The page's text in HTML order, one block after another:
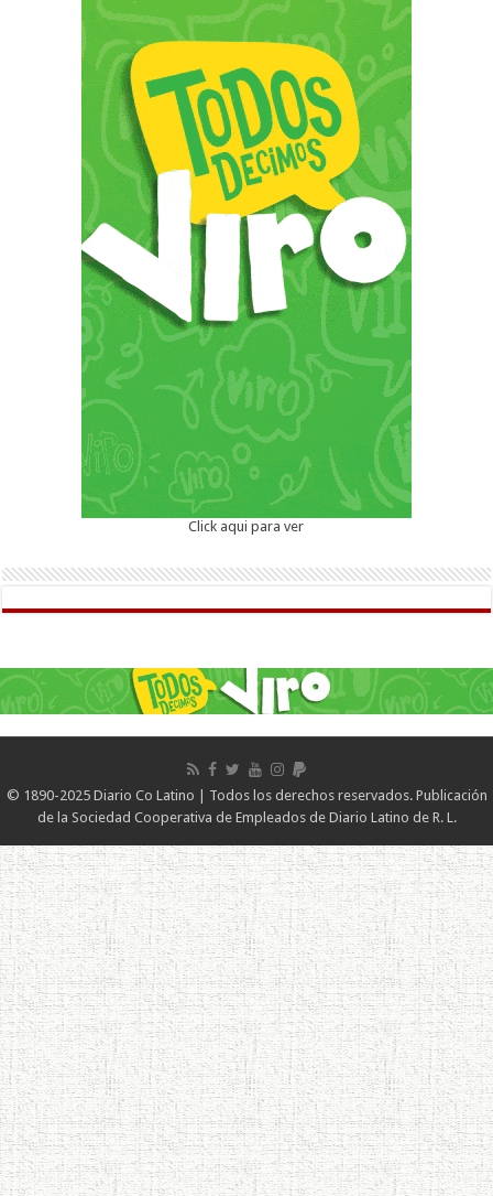
Click aqui para ver
© 1890-2025 Diario Co Latino | Todos los derechos reservados. Publicación
de la Sociedad Cooperativa de Empleados de Diario Latino de R. L.